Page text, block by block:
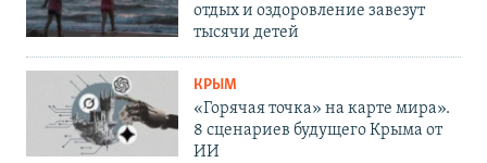
отдых и оздоровление завезут
тысячи детей
КРЫМ
«Горячая точка» на карте мира».
8 сценариев будущего Крыма от
ИИ